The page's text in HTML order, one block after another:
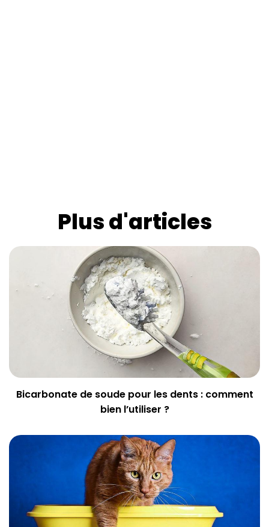
Plus d'articles
Bicarbonate de soude pour les dents : comment
bien l’utiliser ?